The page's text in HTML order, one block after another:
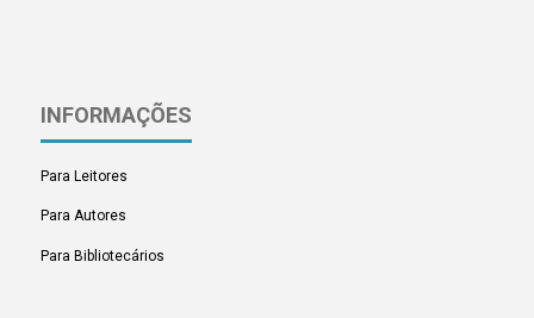
INFORMAÇÕES
Para Leitores
Para Autores
Para Bibliotecários